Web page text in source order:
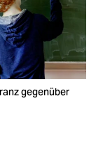
gegenüber